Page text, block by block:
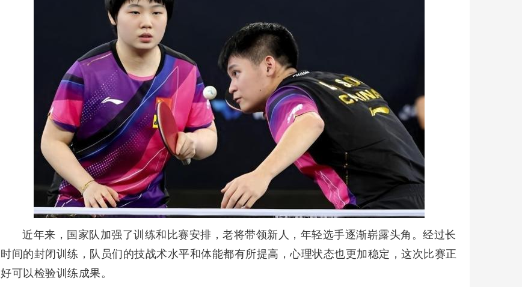
近年来，国家队加强了训练和比赛安排，老将带领新人，年轻选手逐渐崭露头角。经过长
时间的封闭训练，队员们的技战术水平和体能都有所提高，心理状态也更加稳定，这次比赛正
好可以检验训练成果。